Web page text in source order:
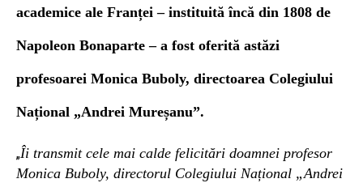
academice ale Franței – instituită încă din 1808 de
Napoleon Bonaparte – a fost oferită astăzi
profesoarei Monica Buboly, directoarea Colegiului
Național „Andrei Mureșanu”.
„Îi transmit cele mai calde felicitări doamnei profesor
Monica Buboly, directorul Colegiului Național „Andrei